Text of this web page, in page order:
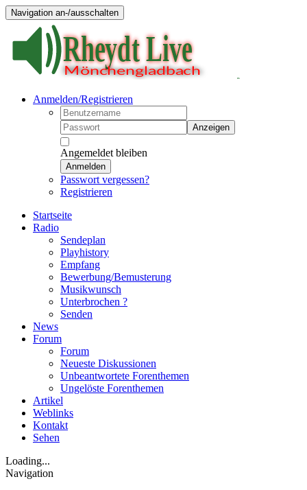
Navigation an-/ausschalten
Anmelden/Registrieren
Anzeigen
Angemeldet bleiben
Anmelden
Passwort vergessen?
Registrieren
Startseite
Radio
Sendeplan
Playhistory
Empfang
Bewerbung/Bemusterung
Musikwunsch
Unterbrochen ?
Senden
News
Forum
Forum
Neueste Diskussionen
Unbeantwortete Forenthemen
Ungelöste Forenthemen
Artikel
Weblinks
Kontakt
Sehen
Loading...
Navigation